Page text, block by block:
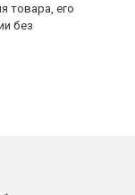
товара, его
без